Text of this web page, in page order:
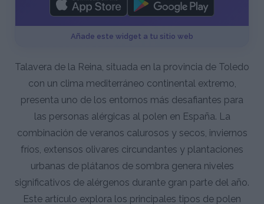
Añade este widget a tu sitio web
Talavera de la Reina, situada en la provincia de Toledo
con un clima mediterráneo continental extremo,
presenta uno de los entornos más desafiantes para
las personas alérgicas al polen en España. La
combinación de veranos calurosos y secos, inviernos
fríos, extensos olivares circundantes y plantaciones
urbanas de plátanos de sombra genera niveles
significativos de alérgenos durante gran parte del año.
Este artículo explora los principales tipos de polen